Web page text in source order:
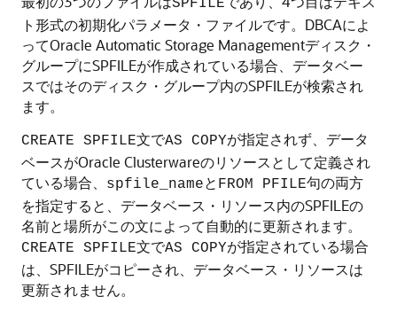
SPFILE
ト形式の初期化パラメータ・ファイルです。DBCAによ
ってOracle Automatic Storage Managementディスク・
グループにSPFILEが作成されている場合、データベー
スではそのディスク・グループ内のSPFILEが検索され
ます。
CREATE SPFILE文でAS COPYが指定されず、データ
ベースがOracle Clusterwareのリソースとして定義され
ている場合、
spfile_nameと FROM PFILE句の両方
を指定すると、データベース・リソース内のSPFILEの
名前と場所がこの文によって自動的に更新されます。
CREATE SPFILE文でAS COPYが指定されている場合
は、SPFILEがコピーされ、データベース・リソースは
更新されません。